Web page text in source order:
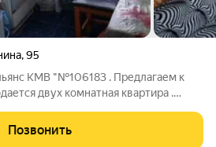
,95
КМВ "№106183 . Предлагаем к
двух комнатная квартира .
,Колхозный рынок, остановка
.
Позвонить